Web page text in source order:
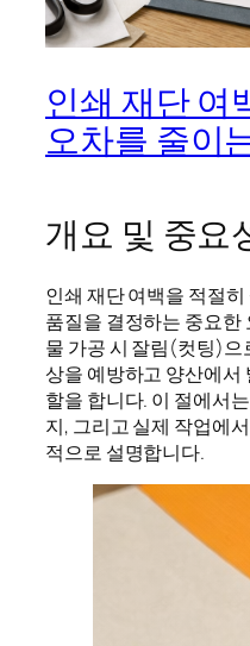
인쇄 재단 여
오차를 줄이
개요 및 중요
인쇄 재단 여백을 적절
품질을 결정하는 중요한
물 가공 시 잘림(컷팅)으
상을 예방하고 양산에서
할을 합니다. 이 절에서
지, 그리고 실제 작업에
적으로 설명합니다.